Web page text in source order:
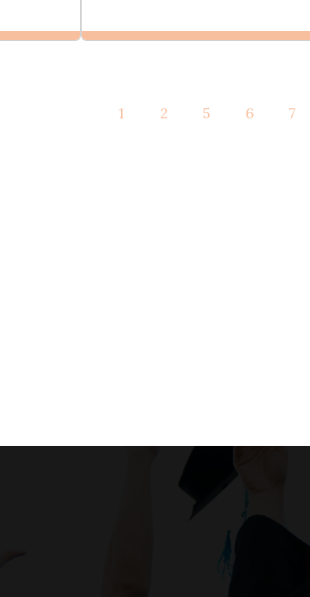
Tham vấn Interlink
1 2 5 6 7